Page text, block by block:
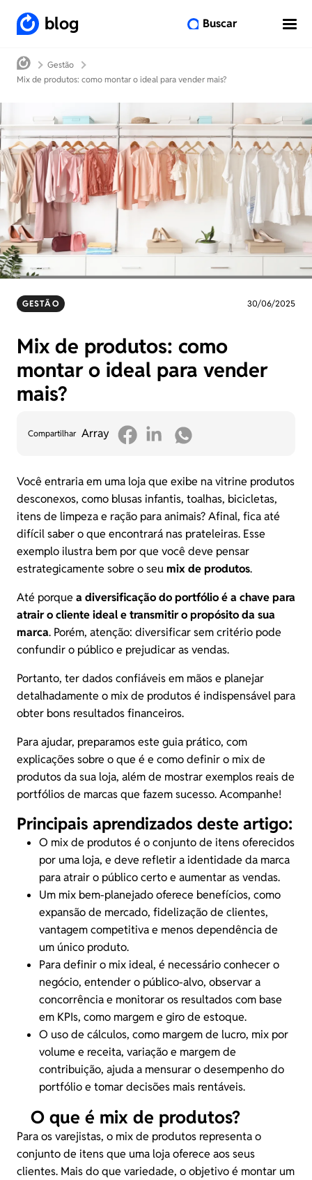
blog Buscar
Gestão
Mix de produtos: como montar o ideal para vender mais?
GESTÃO 30/06/2025
Mix de produtos: como
montar o ideal para vender
mais?
Compartilhar Array
Você entraria em uma loja que exibe na vitrine produtos
desconexos, como blusas infantis, toalhas, bicicletas,
itens de limpeza e ração para animais? Afinal, fica até
difícil saber o que encontrará nas prateleiras. Esse
exemplo ilustra bem por que você deve pensar
estrategicamente sobre o seumix de produtos.
Até porque a diversificação do portfólio é a chave para
atrair o cliente ideal e transmitir o propósito da sua
marca. Porém, atenção: diversificar sem critério pode
confundir o público e prejudicar as vendas.
Portanto, ter dados confiáveis em mãos e planejar
detalhadamente o mix de produtos é indispensável para
obter bons resultados financeiros.
Para ajudar, preparamos este guia prático, com
explicações sobre o que é e como definir o mix de
produtos da sua loja, além de mostrar exemplos reais de
portfólios de marcas que fazem sucesso. Acompanhe!
Principais aprendizados deste artigo:
O mix de produtos é o conjunto de itens oferecidos
por uma loja, e deve refletir a identidade da marca
para atrair o público certo e aumentar as vendas.
Um mix bem-planejado oferece benefícios, como
expansão de mercado, fidelização de clientes,
vantagem competitiva e menos dependência de
um único produto.
Para definir o mix ideal, é necessário conhecer o
negócio, entender o público-alvo, observar a
concorrênciae monitorar os resultados com base
em KPIs, como margem e giro de estoque.
O uso de cálculos, como margem de lucro, mix por
volume e receita, variação e margem de
contribuição, ajuda a mensurar o desempenho do
portfólio e tomar decisões mais rentáveis.
O que é mix de produtos?
Para os varejistas, o mix de produtos representa o
conjunto de itens que uma loja oferece aos seus
clientes. Mais do que variedade, o objetivo é montar um